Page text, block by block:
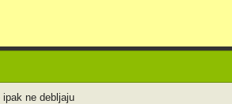
ipak ne debljaju